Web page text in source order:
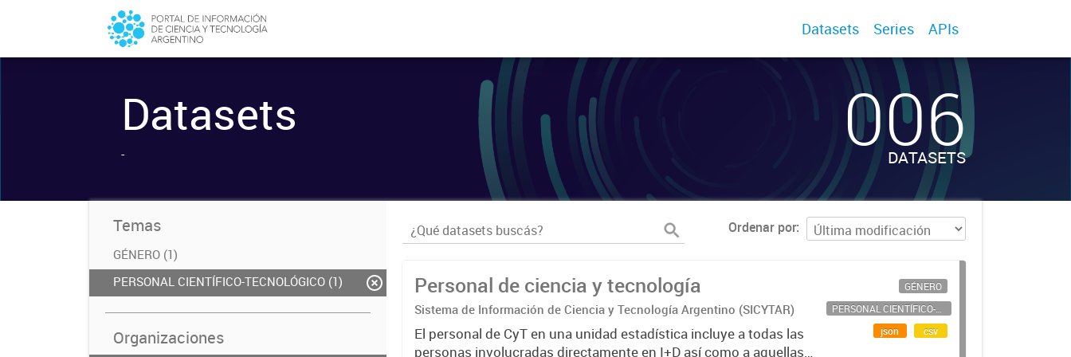
Datasets Series APIs
Datasets
- 006
DATASETS
Temas
GÉNERO (1)
PERSONAL CIENTÍFICO-TECNOLÓGICO (1)
Organizaciones
Ordenar por
Personal de ciencia y tecnología
Sistema de Información de Ciencia y Tecnología Argentino (SICYTAR)
El personal de CyT en una unidad estadística incluye a todas las
personas involucradas directamente en I+D así como a aquellas
GÉNERO
PERSONAL CIENTÍFICO-TECNOLÓGICO
json
csv